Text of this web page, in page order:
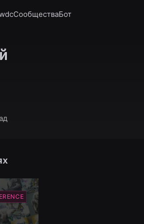
СообществаБот